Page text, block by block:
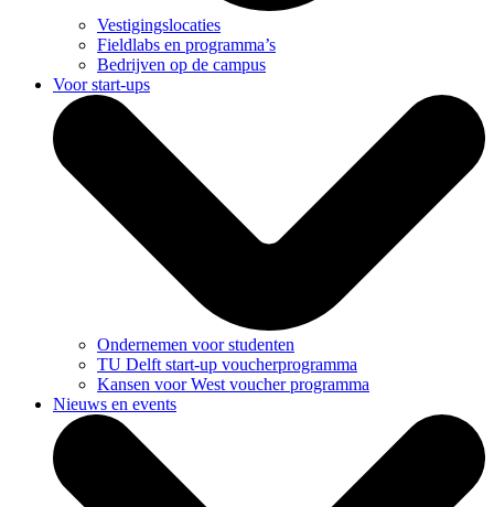
Vestigingslocaties
Fieldlabs en programma’s
Bedrijven op de campus
Voor start-ups
Ondernemen voor studenten
TU Delft start-up voucherprogramma
Kansen voor West voucher programma
Nieuws en events